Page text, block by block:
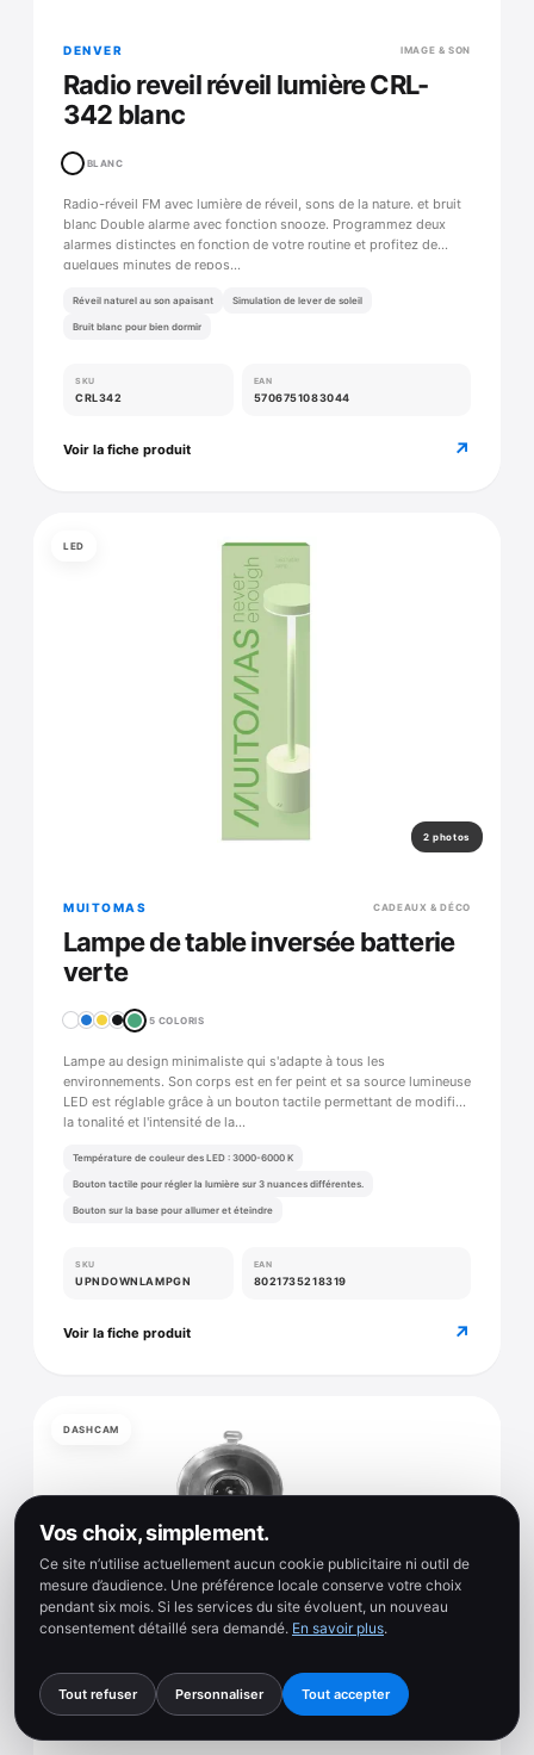
DENVER IMAGE & SON
Radio reveil réveil lumière CRL-
342 blanc
BLANC
Radio-réveil FM avec lumière de réveil, sons de la nature. et bruit
blanc Double alarme avec fonction snooze. Programmez deux
alarmes distinctes en fonction de votre routine et profitez de
quelques minutes de repos…
Réveil naturel au son apaisant Simulation de lever de soleil
Bruit blanc pour bien dormir
SKU
CRL342
EAN
5706751083044
Voir la fiche produit ↗
LED
2 photos
MUITOMAS CADEAUX & DÉCO
Lampe de table inversée batterie
verte
5 COLORIS
Lampe au design minimaliste qui s'adapte à tous les
environnements. Son corps est en fer peint et sa source lumineuse
LED est réglable grâce à un bouton tactile permettant de modifier
la tonalité et l'intensité de la…
Température de couleur des LED : 3000-6000 K
Bouton tactile pour régler la lumière sur 3 nuances différentes.
Bouton sur la base pour allumer et éteindre
SKU
UPNDOWNLAMPGN
EAN
8021735218319
Voir la fiche produit ↗
DASHCAM
Vos choix, simplement.
Ce site n’utilise actuellement aucun cookie publicitaire ni outil de
mesure d’audience. Une préférence locale conserve votre choix
pendant six mois. Si les services du site évoluent, un nouveau
consentement détaillé sera demandé. En savoir plus.
Tout refuser Personnaliser Tout accepter